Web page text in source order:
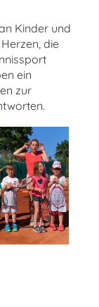
Kinder und
die
ein
zur